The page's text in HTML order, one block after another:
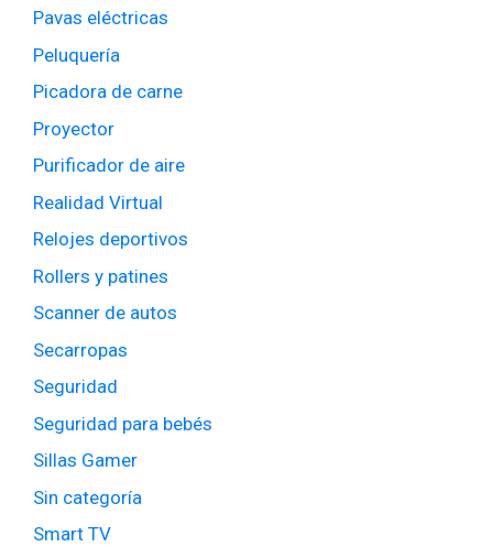
Pavas eléctricas
Peluquería
Picadora de carne
Proyector
Purificador de aire
Realidad Virtual
Relojes deportivos
Rollers y patines
Scanner de autos
Secarropas
Seguridad
Seguridad para bebés
Sillas Gamer
Sin categoría
Smart TV